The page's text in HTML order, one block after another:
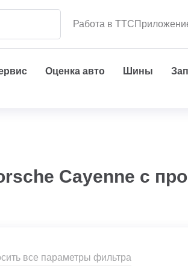
Работа в ТТС
Оценка авто Шины
Cayenne с
все параметры фильтра